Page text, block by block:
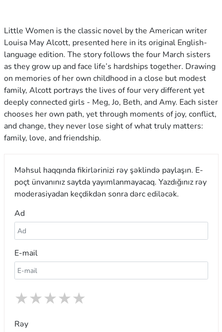
Little Women is the classic novel by the American writer
Louisa May Alcott, presented here in its original English-
language edition. The story follows the four March sisters
as they grow up and face life’s hardships together. Drawing
on memories of her own childhood in a close but modest
family, Alcott portrays the lives of four very different yet
deeply connected girls - Meg, Jo, Beth, and Amy. Each sister
chooses her own path, yet through moments of joy, conflict,
and change, they never lose sight of what truly matters:
family, love, and friendship.
Məhsul haqqında fikirlərinizi rəy şəklində paylaşın. E-
poçt ünvanınız saytda yayımlanmayacaq. Yazdığınız rəy
moderasiyadan keçdikdən sonra dərc ediləcək.
Ad
E-mail
★
★
★
★
★
Rəy